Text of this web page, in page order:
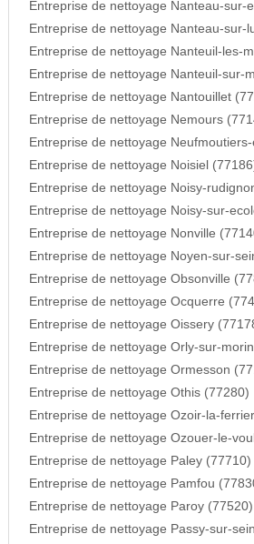
Entreprise de nettoyage Nanteau-sur-
Entreprise de nettoyage Nanteau-sur-
Entreprise de nettoyage Nanteuil-les-
Entreprise de nettoyage Nanteuil-sur-
Entreprise de nettoyage Nantouillet
Entreprise de nettoyage Nemours
Entreprise de nettoyage
Entreprise de nettoyage Noisiel
Entreprise de nettoyage Noisy-
Entreprise de nettoyage Noisy-sur-
Entreprise de nettoyage Nonville
Entreprise de nettoyage Noyen-sur-
Entreprise de nettoyage Obsonville
Entreprise de nettoyage Ocquerre
Entreprise de nettoyage Oissery
Entreprise de nettoyage Orly-sur-
Entreprise de nettoyage Ormesson
Entreprise de nettoyage Othis (77280)
Entreprise de nettoyage Ozoir-la-
Entreprise de nettoyage Ozouer-le-
Entreprise de nettoyage Paley (77710)
Entreprise de nettoyage Pamfou
Entreprise de nettoyage Paroy (77520)
Entreprise de nettoyage Passy-sur-